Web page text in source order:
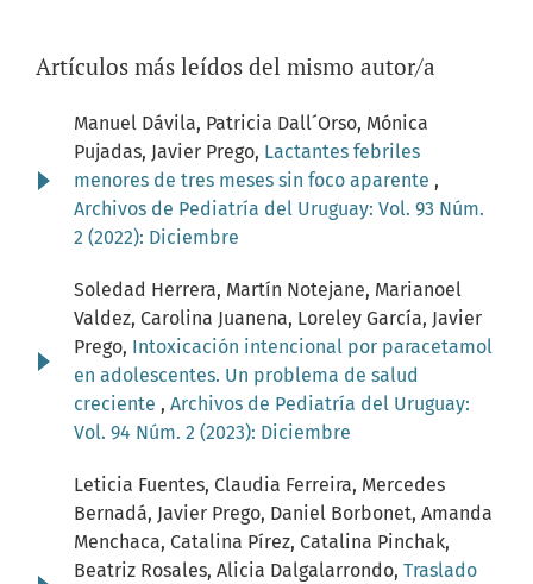
Artículos más leídos del mismo autor/a
Manuel Dávila, Patricia Dall´Orso, Mónica
Pujadas, Javier Prego, Lactantes febriles
menores de tres meses sin foco aparente ,
Archivos de Pediatría del Uruguay: Vol. 93 Núm.
2 (2022): Diciembre
Soledad Herrera, Martín Notejane, Marianoel
Valdez, Carolina Juanena, Loreley García, Javier
Prego, Intoxicación intencional por paracetamol
en adolescentes. Un problema de salud
creciente , Archivos de Pediatría del Uruguay:
Vol. 94 Núm. 2 (2023): Diciembre
Leticia Fuentes, Claudia Ferreira, Mercedes
Bernadá, Javier Prego, Daniel Borbonet, Amanda
Menchaca, Catalina Pírez, Catalina Pinchak,
Beatriz Rosales, Alicia Dalgalarrondo, Traslado